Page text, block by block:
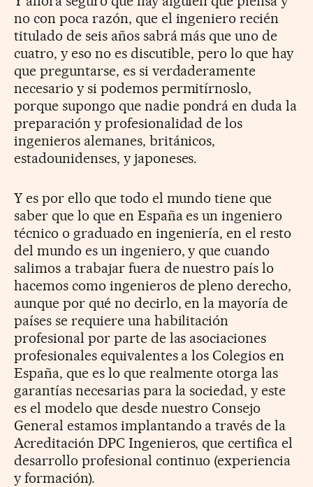
no con poca razón, que el ingeniero recién
titulado de seis años sabrá más que uno de
cuatro, y eso no es discutible, pero lo que hay
que preguntarse, es si verdaderamente
necesario y si podemos permitírnoslo,
porque supongo que nadie pondrá en duda la
preparación y profesionalidad de los
ingenieros alemanes, británicos,
estadounidenses, y japoneses.
Y es por ello que todo el mundo tiene que
saber que lo que en España es un ingeniero
técnico o graduado en ingeniería, en el resto
del mundo es un ingeniero, y que cuando
salimos a trabajar fuera de nuestro país lo
hacemos como ingenieros de pleno derecho,
aunque por qué no decirlo, en la mayoría de
países se requiere una habilitación
profesional por parte de las asociaciones
profesionales equivalentes a los Colegios en
España, que es lo que realmente otorga las
garantías necesarias para la sociedad, y este
es el modelo que desde nuestro Consejo
General estamos implantando a través de la
Acreditación DPC Ingenieros, que certifica el
desarrollo profesional continuo (experiencia
y formación).